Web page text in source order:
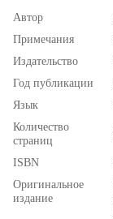
Автор
Примечания
Издательство
Год публикации
Язык
Количество
страниц
ISBN
Оригинальное
издание